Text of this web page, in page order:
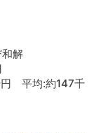
解
平均:約147千